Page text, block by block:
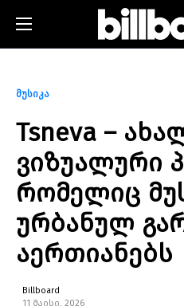
მუსიკა
Tsneva –
ვიზუალური
რომელიც
ურბანულ
აერთიანებს
Billboard
11 მაისი, 2026